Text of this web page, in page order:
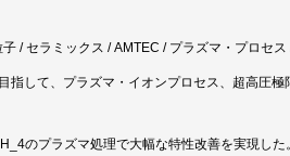
/ セラミックス / AMTEC / プラズマ・プロセス
して、プラズマ・イオンプロセス、超高圧極
のプラズマ処理で大幅な特性改善を実現し